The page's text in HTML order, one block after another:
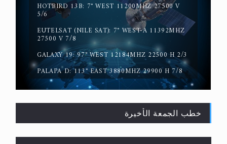
حقيقة المسيح الدجال
HOTBIRD 13B: 7° WEST 11200MHZ 27500 V
5/6
EUTELSAT (NILE SAT): 7° WEST-A 11392MHZ
27500 V 7/8
GALAXY 19: 97° WEST 12184MHZ 22500 H 2/3
PALAPA D: 113° EAST 3880MHZ 29900 H 7/8
خطب الجمعة الأخيرة